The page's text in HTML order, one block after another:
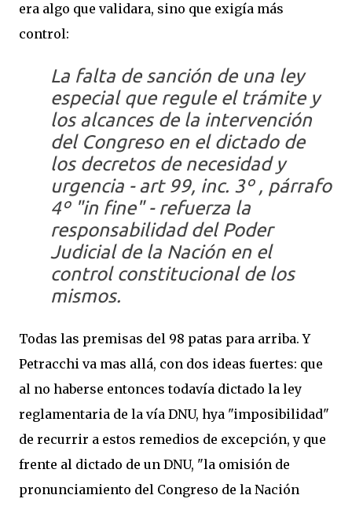
era algo que validara, sino que exigía más
control:
La falta de sanción de una ley
especial que regule el trámite y
los alcances de la intervención
del Congreso en el dictado de
los decretos de necesidad y
urgencia - art 99, inc. 3º , párrafo
4º "in fine" - refuerza la
responsabilidad del Poder
Judicial de la Nación en el
control constitucional de los
mismos.
Todas las premisas del 98 patas para arriba. Y
Petracchi va mas allá, con dos ideas fuertes: que
al no haberse entonces todavía dictado la ley
reglamentaria de la vía DNU, hya "imposibilidad"
de recurrir a estos remedios de excepción, y que
frente al dictado de un DNU, "la omisión de
pronunciamiento del Congreso de la Nación